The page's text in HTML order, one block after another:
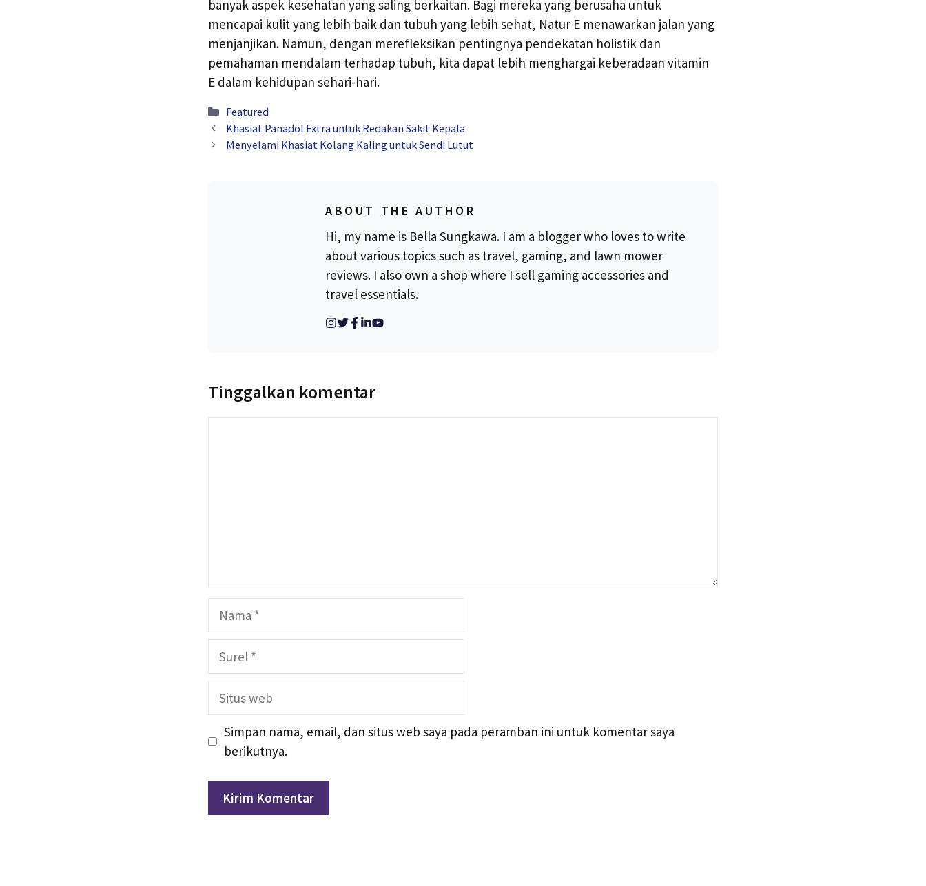
banyak aspek kesehatan yang saling berkaitan. Bagi mereka yang berusaha untuk
mencapai kulit yang lebih baik dan tubuh yang lebih sehat, Natur E menawarkan jalan yang
menjanjikan. Namun, dengan merefleksikan pentingnya pendekatan holistik dan
pemahaman mendalam terhadap tubuh, kita dapat lebih menghargai keberadaan vitamin
E dalam kehidupan sehari-hari.
Kategori
Featured
Khasiat Panadol Extra untuk Redakan Sakit Kepala
Menyelami Khasiat Kolang Kaling untuk Sendi Lutut
ABOUT THE AUTHOR
Hi, my name is Bella Sungkawa. I am a blogger who loves to write
about various topics such as travel, gaming, and lawn mower
reviews. I also own a shop where I sell gaming accessories and
travel essentials.
Tinggalkan komentar
Nama
Surel
Situs
Simpan nama, email, dan situs web saya pada peramban ini untuk komentar saya
berikutnya.